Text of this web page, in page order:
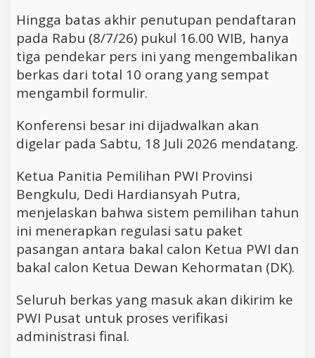
Hingga batas akhir penutupan pendaftaran
pada Rabu (8/7/26) pukul 16.00 WIB, hanya
tiga pendekar pers ini yang mengembalikan
berkas dari total 10 orang yang sempat
mengambil formulir.
Konferensi besar ini dijadwalkan akan
digelar pada Sabtu, 18 Juli 2026 mendatang.
Ketua Panitia Pemilihan PWI Provinsi
Bengkulu, Dedi Hardiansyah Putra,
menjelaskan bahwa sistem pemilihan tahun
ini menerapkan regulasi satu paket
pasangan antara bakal calon Ketua PWI dan
bakal calon Ketua Dewan Kehormatan (DK).
Seluruh berkas yang masuk akan dikirim ke
PWI Pusat untuk proses verifikasi
administrasi final.